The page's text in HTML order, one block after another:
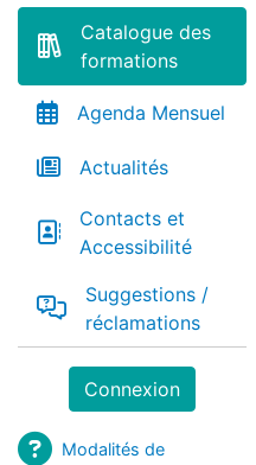
Catalogue des
formations
Agenda Mensuel
Actualités
Contacts et
Accessibilité
Suggestions /
réclamations
Connexion
Modalités de